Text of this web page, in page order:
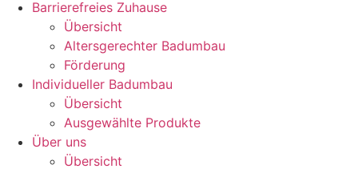
Barrierefreies Zuhause
Übersicht
Altersgerechter Badumbau
Förderung
Individueller Badumbau
Übersicht
Ausgewählte Produkte
Über uns
Übersicht